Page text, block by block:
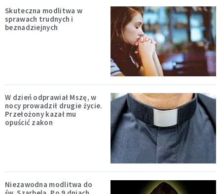
Skuteczna modlitwa w
sprawach trudnych i
beznadziejnych
W dzień odprawiał Mszę, w
nocy prowadził drugie życie.
Przełożony kazał mu
opuścić zakon
Niezawodna modlitwa do